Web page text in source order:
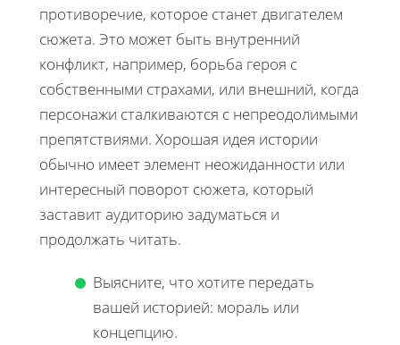
противоречие, которое станет двигателем
сюжета. Это может быть внутренний
конфликт, например, борьба героя с
собственными страхами, или внешний, когда
персонажи сталкиваются с непреодолимыми
препятствиями. Хорошая идея истории
обычно имеет элемент неожиданности или
интересный поворот сюжета, который
заставит аудиторию задуматься и
продолжать читать.
Выясните, что хотите передать
вашей историей: мораль или
концепцию.